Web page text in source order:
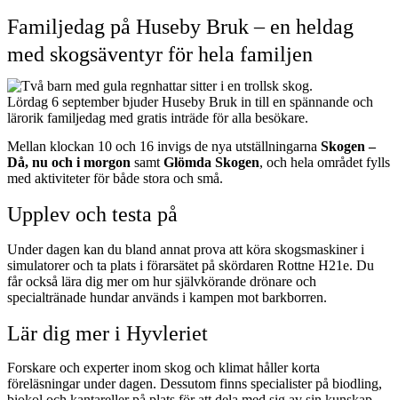
Familjedag på Huseby Bruk – en heldag
med skogsäventyr för hela familjen
Lördag 6 september bjuder Huseby Bruk in till en spännande och
lärorik familjedag med gratis inträde för alla besökare.
Mellan klockan 10 och 16 invigs de nya utställningarna Skogen –
Då, nu och i morgon samt Glömda Skogen, och hela området fylls
med aktiviteter för både stora och små.
Upplev och testa på
Under dagen kan du bland annat prova att köra skogsmaskiner i
simulatorer och ta plats i förarsätet på skördaren Rottne H21e. Du
får också lära dig mer om hur självkörande drönare och
specialtränade hundar används i kampen mot barkborren.
Lär dig mer i Hyvleriet
Forskare och experter inom skog och klimat håller korta
föreläsningar under dagen. Dessutom finns specialister på biodling,